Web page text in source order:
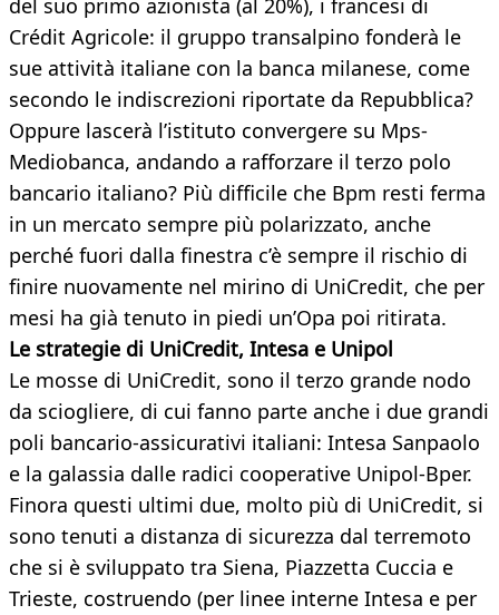
del suo primo azionista (al 20%), i francesi di
Crédit Agricole: il gruppo transalpino fonderà le
sue attività italiane con la banca milanese, come
secondo le indiscrezioni riportate da Repubblica?
Oppure lascerà l’istituto convergere su Mps-
Mediobanca, andando a rafforzare il terzo polo
bancario italiano? Più difficile che Bpm resti ferma
in un mercato sempre più polarizzato, anche
perché fuori dalla finestra c’è sempre il rischio di
finire nuovamente nel mirino di UniCredit, che per
mesi ha già tenuto in piedi un’Opa poi ritirata.
Le strategie di UniCredit, Intesa e Unipol
Le mosse di UniCredit, sono il terzo grande nodo
da sciogliere, di cui fanno parte anche i due grandi
poli bancario-assicurativi italiani: Intesa Sanpaolo
e la galassia dalle radici cooperative Unipol-Bper.
Finora questi ultimi due, molto più di UniCredit, si
sono tenuti a distanza di sicurezza dal terremoto
che si è sviluppato tra Siena, Piazzetta Cuccia e
Trieste, costruendo (per linee interne Intesa e per